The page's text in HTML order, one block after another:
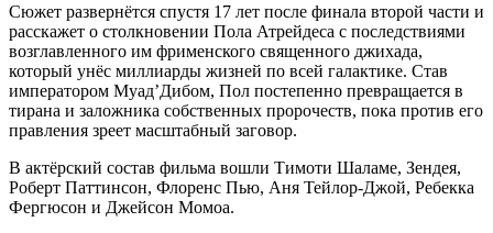
Сюжет развернётся спустя 17 лет после финала второй части и
расскажет о столкновении Пола Атрейдеса с последствиями
возглавленного им фрименского священного джихада,
который унёс миллиарды жизней по всей галактике. Став
императором Муад’Дибом, Пол постепенно превращается в
тирана и заложника собственных пророчеств, пока против его
правления зреет масштабный заговор.
В актёрский состав фильма вошли Тимоти Шаламе, Зендея,
Роберт Паттинсон, Флоренс Пью, Аня Тейлор-Джой, Ребекка
Фергюсон и Джейсон Момоа.